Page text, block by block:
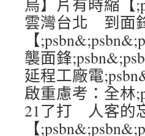
烏】片有時縮【
雲灣台北 到面
【
襲面鋒
延程工廠電
啟重慮考：全林
21了打 人客的
【